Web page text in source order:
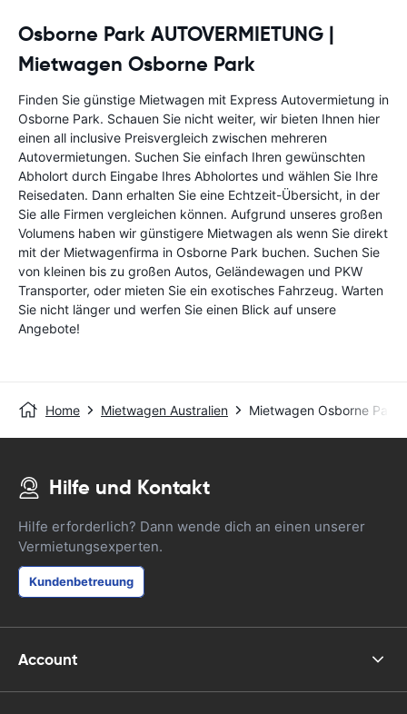
Osborne Park AUTOVERMIETUNG |
Mietwagen Osborne Park
Finden Sie günstige Mietwagen mit Express Autovermietung in
Osborne Park. Schauen Sie nicht weiter, wir bieten Ihnen hier
einen all inclusive Preisvergleich zwischen mehreren
Autovermietungen. Suchen Sie einfach Ihren gewünschten
Abholort durch Eingabe Ihres Abholortes und wählen Sie Ihre
Reisedaten. Dann erhalten Sie eine Echtzeit-Übersicht, in der
Sie alle Firmen vergleichen können. Aufgrund unseres großen
Volumens haben wir günstigere Mietwagen als wenn Sie direkt
mit der Mietwagenfirma in Osborne Park buchen. Suchen Sie
von kleinen bis zu großen Autos, Geländewagen und PKW
Transporter, oder mieten Sie ein exotisches Fahrzeug. Warten
Sie nicht länger und werfen Sie einen Blick auf unsere
Angebote!
Home Mietwagen Australien Mietwagen Osborne Park
Hilfe und Kontakt
Hilfe erforderlich? Dann wende dich an einen unserer
Vermietungsexperten.
Kundenbetreuung
Account